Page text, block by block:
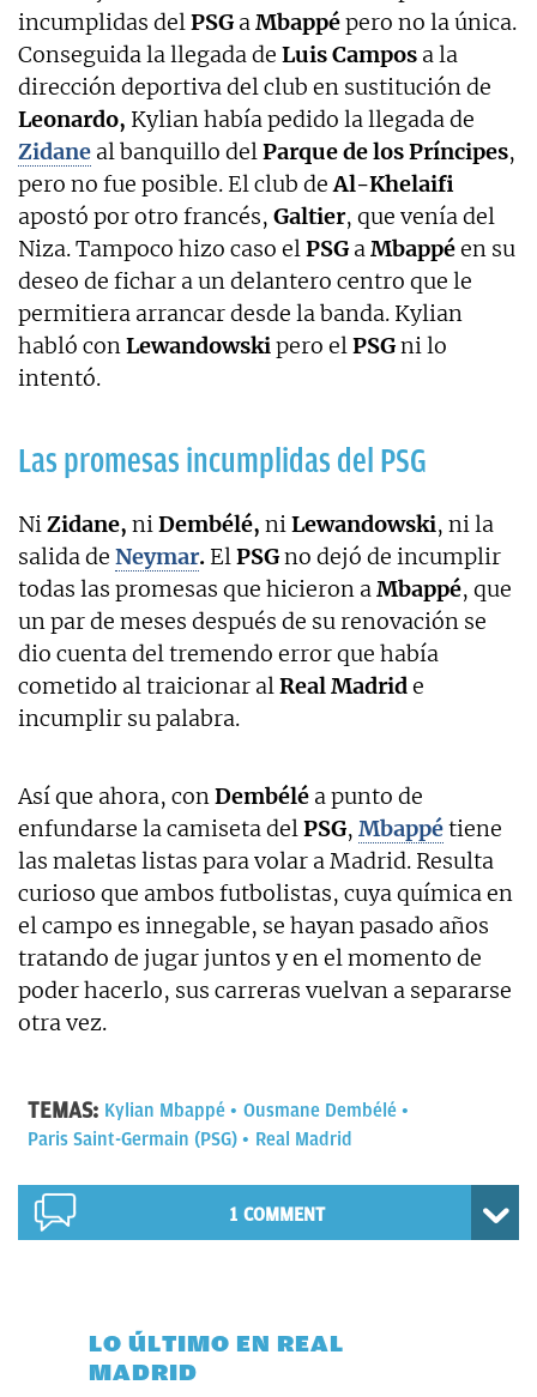
incumplidas delPSG aMbappépero no la única.
Conseguida la llegada de Luis Campos a la
dirección deportiva del club en sustitución de
Leonardo, Kylian había pedido la llegada de
Zidane al banquillo delParque de los Príncipes,
pero no fue posible. El club deAl-Khelaifi
apostó por otro francés, Galtier, que venía del
Niza. Tampoco hizo caso elPSG aMbappéen su
deseo de fichar a un delantero centro que le
permitiera arrancar desde la banda. Kylian
habló conLewandowskipero elPSGni lo
intentó.
Las promesas incumplidas del PSG
NiZidane, niDembélé, niLewandowski, ni la
salida de Neymar. ElPSGno dejó de incumplir
todas las promesas que hicieron aMbappé, que
un par de meses después de su renovación se
dio cuenta del tremendo error que había
cometido al traicionar alReal Madride
incumplir su palabra.
Así que ahora, conDembélé a punto de
enfundarse la camiseta delPSG, Mbappétiene
las maletas listas para volar a Madrid. Resulta
curioso que ambos futbolistas, cuya química en
el campo es innegable, se hayan pasado años
tratando de jugar juntos y en el momento de
poder hacerlo, sus carreras vuelvan a separarse
otra vez.
TEMAS: Kylian Mbappé
Ousmane Dembélé
Paris Saint-Germain (PSG)
Real Madrid
1 COMMENT
LO ÚLTIMO EN REAL
MADRID